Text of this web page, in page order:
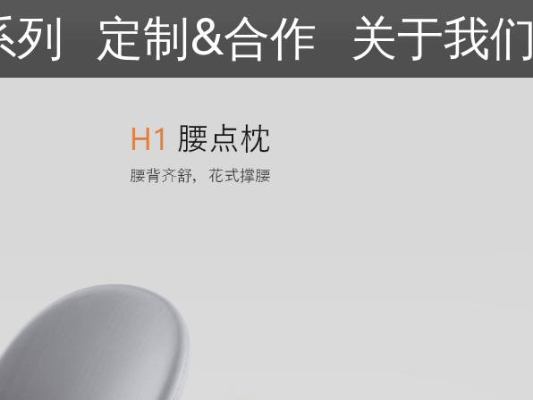
列 定制&合作 关于我们